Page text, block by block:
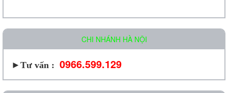
CHI NHÁNH HÀ NỘI
►Tư vấn : 0966.599.129